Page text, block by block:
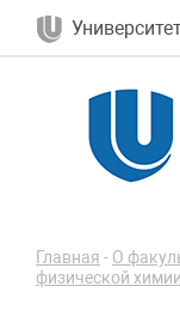
Главная - О
физической химии